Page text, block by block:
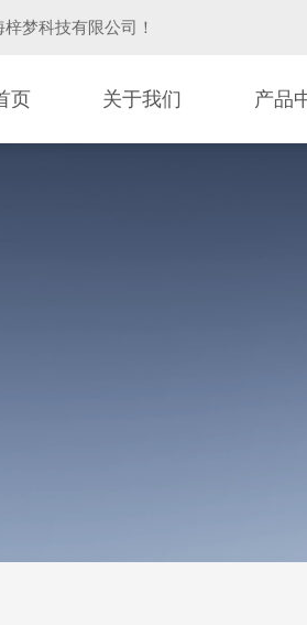
梓梦科技有限公司 ！
页 关于我们 产品